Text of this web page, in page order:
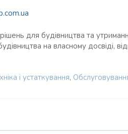
для будівництва та
на власному досвіді,
і устаткування,